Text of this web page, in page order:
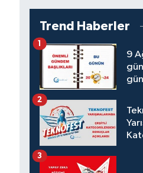
Trend Haberler
9
1
2
3